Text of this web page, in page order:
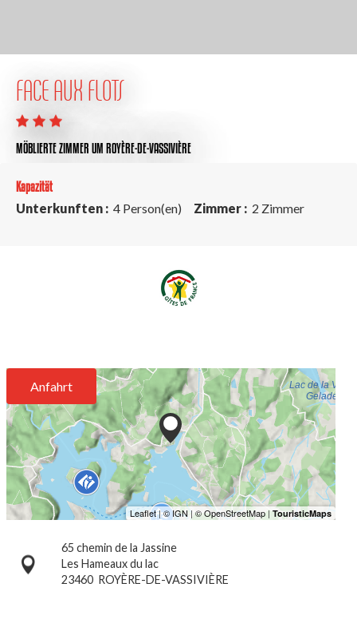
FACE AUX FLOTS
MÖBLIERTE ZIMMER UM ROYÈRE-DE-VASSIVIÈRE
Kapazität
Unterkunften : 4 Person(en) Zimmer : 2 Zimmer
Anfahrt
65 chemin de la Jassine
Les Hameaux du lac
23460 ROYÈRE-DE-VASSIVIÈRE